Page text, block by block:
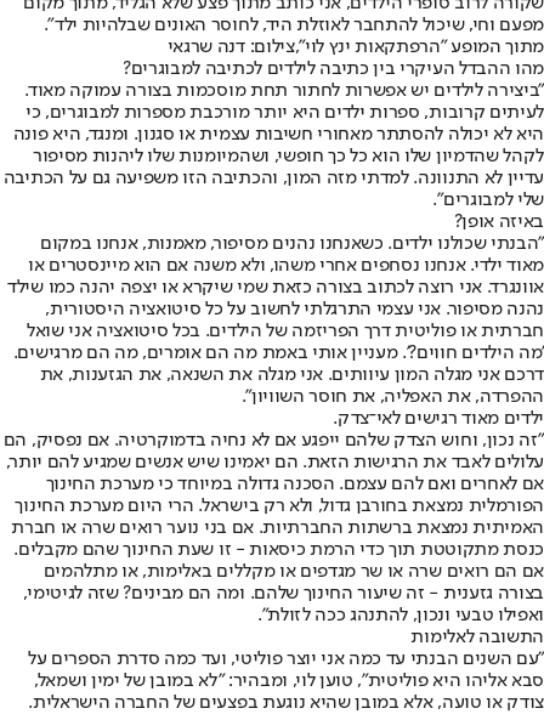
מפעם וחי, שיכול להתחבר לאוזלת היד, לחוסר האונים שבלהיות ילד".
מתוך המופע "הרפתקאות ינץ לוי",צילום: דנה שרגאי
מהו ההבדל העיקרי בין כתיבה לילדים לכתיבה למבוגרים?
"ביצירה לילדים יש אפשרות לחתור תחת מוסכמות בצורה עמוקה מאוד.
לעיתים קרובות, ספרות ילדים היא יותר מורכבת מספרות למבוגרים, כי
היא לא יכולה להסתתר מאחורי חשיבות עצמית או סגנון. ומנגד, היא פונה
לקהל שהדמיון שלו הוא כל כך חופשי, ושהמיומנות שלו ליהנות מסיפור
עדיין לא התנוונה. למדתי מזה המון, והכתיבה הזו משפיעה גם על הכתיבה
שלי למבוגרים".
באיזה אופן?
"הבנתי שכולנו ילדים. כשאנחנו נהנים מסיפור, מאמנות, אנחנו במקום
מאוד ילדי. אנחנו נסחפים אחרי משהו, ולא משנה אם הוא מיינסטרים או
אוונגרד. אני רוצה לכתוב בצורה כזאת שמי שיקרא או יצפה יהנה כמו שילד
נהנה מסיפור. אני עצמי התרגלתי לחשוב על כל סיטואציה היסטורית,
חברתית או פוליטית דרך הפריזמה של הילדים. בכל סיטואציה אני שואל
'מה הילדים חווים?'. מעניין אותי באמת מה הם אומרים, מה הם מרגישים.
דרכם אני מגלה המון עיוותים. אני מגלה את השנאה, את הגזענות, את
ההפרדה, את האפליה, את חוסר השוויון".
ילדים מאוד רגישים לאי־צדק.
"זה נכון, וחוש הצדק שלהם ייפגע אם לא נחיה בדמוקרטיה. אם נפסיק, הם
עלולים לאבד את הרגישות הזאת. הם יאמינו שיש אנשים שמגיע להם יותר,
אם לאחרים ואם להם עצמם. הסכנה גדולה במיוחד כי מערכת החינוך
הפורמלית נמצאת בחורבן גדול, ולא רק בישראל. הרי היום מערכת החינוך
האמיתית נמצאת ברשתות החברתיות. אם בני נוער רואים שרה או חברת
כנסת מתקוטטת תוך כדי הרמת כיסאות - זו שעת החינוך שהם מקבלים.
אם הם רואים שרה או שר מגדפים או מקללים באלימות, או מתלהמים
בצורה גזענית - זה שיעור החינוך שלהם. ומה הם מבינים? שזה לגיטימי,
ואפילו טבעי ונכון, להתנהג ככה לזולת".
התשובה לאלימות
"עם השנים הבנתי עד כמה אני יוצר פוליטי, ועד כמה סדרת הספרים על
סבא אליהו היא פוליטית", טוען לוי, ומבהיר: "לא במובן של ימין ושמאל,
צודק או טועה, אלא במובן שהיא נוגעת בפצעים של החברה הישראלית.